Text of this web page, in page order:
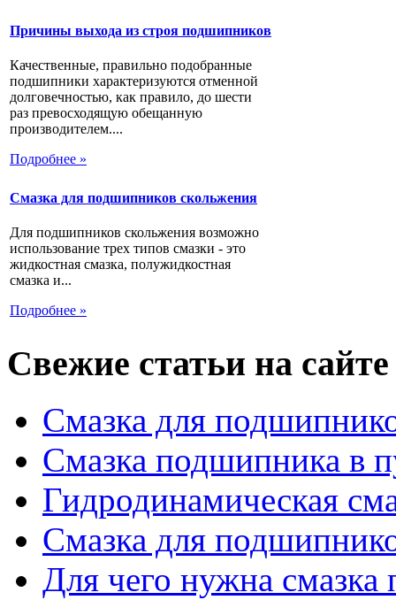
Причины выхода из строя подшипников
Качественные, правильно подобранные
подшипники характеризуются отменной
долговечностью, как правило, до шести
раз превосходящую обещанную
производителем....
Подробнее »
Смазка для подшипников скольжения
Для подшипников скольжения возможно
использование трех типов смазки - это
жидкостная смазка, полужидкостная
смазка и...
Подробнее »
Свежие статьи на сайте
Смазка для
Смазка подшипника в
Гидродинамическая
Смазка для
Для чего нужна